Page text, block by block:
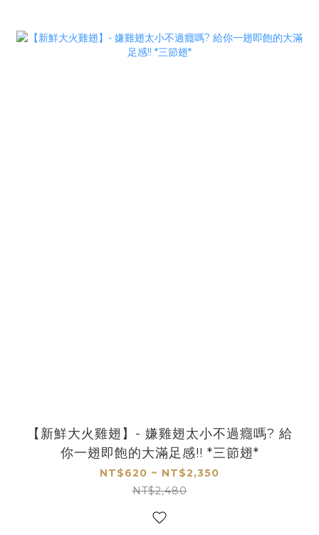
【新鮮大火雞翅】- 嫌雞翅太小不過癮嗎? 給
你一翅即飽的大滿足感!! *三節翅*
NT$620 ~ NT$2,350
NT$2,480